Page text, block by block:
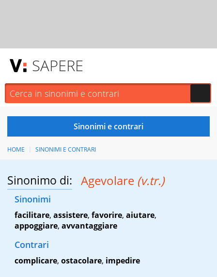
SAPERE
HOME SINONIMI E CONTRARI
Sinonimo di: Agevolare (v.tr.)
Sinonimi
facilitare, assistere, favorire, aiutare,
appoggiare, avvantaggiare
Contrari
complicare, ostacolare, impedire